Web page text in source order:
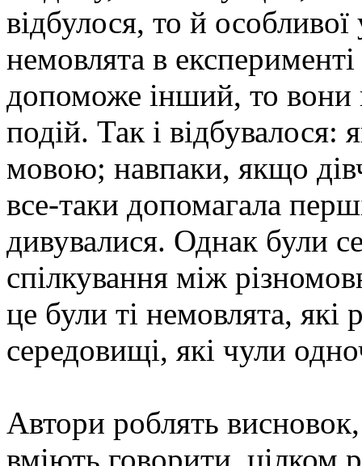
відбулося, то й
немовлята в
допоможе інший, то вони
подій. Так і
мовою; навпаки, якщо
все-таки допомагала
дивувалися. Однак були
спілкування між
це були ті немовлята,
середовищі, які чули
Автори роблять